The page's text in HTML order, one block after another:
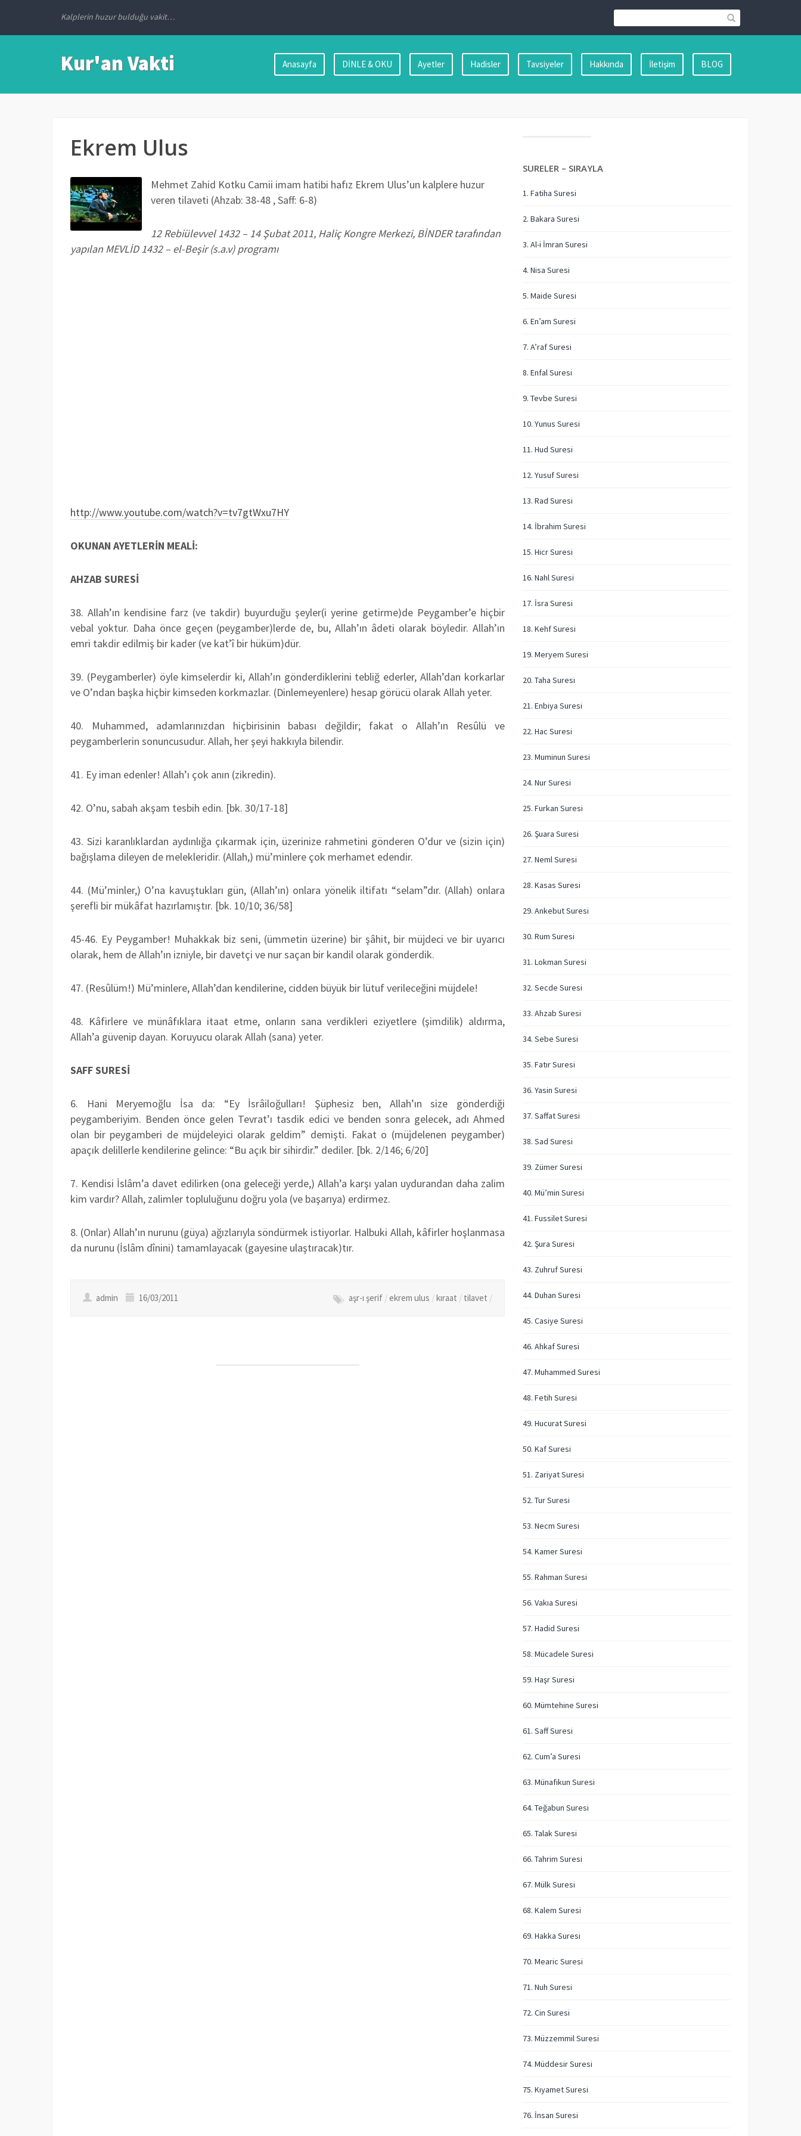
Kalplerin huzur bulduğu vakit…
Kur'an Vakti Anasayfa DİNLE & OKU Ayetler Hadisler Tavsiyeler Hakkında İletişim BLOG
Ekrem Ulus
Mehmet Zahid Kotku Camii imam hatibi hafız Ekrem Ulus’un kalplere huzur
veren tilaveti (Ahzab: 38-48 , Saff: 6-8)
12 Rebiülevvel 1432 – 14 Şubat 2011, Haliç Kongre Merkezi, BİNDER tarafından
yapılan MEVLİD 1432 – el-Beşir (s.a.v) programı
http://www.youtube.com/watch?v=tv7gtWxu7HY
OKUNAN AYETLERİN MEALİ:
AHZAB SURESİ
38. Allah’ın kendisine farz (ve takdir) buyurduğu şeyler(i yerine getirme)de Peygamber’e hiçbir
vebal yoktur. Daha önce geçen (peygamber)lerde de, bu, Allah’ın âdeti olarak böyledir. Allah’ın
emri takdir edilmiş bir kader (ve kat’î bir hüküm)dür.
39. (Peygamberler) öyle kimselerdir ki, Allah’ın gönderdiklerini tebliğ ederler, Allah’dan korkarlar
ve O’ndan başka hiçbir kimseden korkmazlar. (Dinlemeyenlere) hesap görücü olarak Allah yeter.
40. Muhammed, adamlarınızdan hiçbirisinin babası değildir; fakat o Allah’ın Resûlü ve
peygamberlerin sonuncusudur. Allah, her şeyi hakkıyla bilendir.
41. Ey iman edenler! Allah’ı çok anın (zikredin).
42. O’nu, sabah akşam tesbih edin. [bk. 30/17-18]
43. Sizi karanlıklardan aydınlığa çıkarmak için, üzerinize rahmetini gönderen O’dur ve (sizin için)
bağışlama dileyen de melekleridir. (Allah,) mü’minlere çok merhamet edendir.
44. (Mü’minler,) O’na kavuştukları gün, (Allah’ın) onlara yönelik iltifatı “selam”dır. (Allah) onlara
şerefli bir mükâfat hazırlamıştır. [bk. 10/10; 36/58]
45-46. Ey Peygamber! Muhakkak biz seni, (ümmetin üzerine) bir şâhit, bir müjdeci ve bir uyarıcı
olarak, hem de Allah’ın izniyle, bir davetçi ve nur saçan bir kandil olarak gönderdik.
47. (Resûlüm!) Mü’minlere, Allah’dan kendilerine, cidden büyük bir lütuf verileceğini müjdele!
48. Kâfirlere ve münâfıklara itaat etme, onların sana verdikleri eziyetlere (şimdilik) aldırma,
Allah’a güvenip dayan. Koruyucu olarak Allah (sana) yeter.
SAFF SURESİ
6. Hani Meryemoğlu İsa da: “Ey İsrâiloğulları! Şüphesiz ben, Allah’ın size gönderdiği
peygamberiyim. Benden önce gelen Tevrat’ı tasdik edici ve benden sonra gelecek, adı Ahmed
olan bir peygamberi de müjdeleyici olarak geldim” demişti. Fakat o (müjdelenen peygamber)
apaçık delillerle kendilerine gelince: “Bu açık bir sihirdir.” dediler. [bk. 2/146; 6/20]
7. Kendisi İslâm’a davet edilirken (ona geleceği yerde,) Allah’a karşı yalan uydurandan daha zalim
kim vardır? Allah, zalimler topluluğunu doğru yola (ve başarıya) erdirmez.
8. (Onlar) Allah’ın nurunu (güya) ağızlarıyla söndürmek istiyorlar. Halbuki Allah, kâfirler hoşlanmasa
da nurunu (İslâm dînini) tamamlayacak (gayesine ulaştıracak)tır.
admin 16/03/2011 aşr-ı şerif /ekrem ulus /kıraat / tilavet /
SURELER – SIRAYLA
1. Fatiha Suresi
2. Bakara Suresi
3. Al-i İmran Suresi
4. Nisa Suresi
5. Maide Suresi
6. En’am Suresi
7. A’raf Suresi
8. Enfal Suresi
9. Tevbe Suresi
10. Yunus Suresi
11. Hud Suresi
12. Yusuf Suresi
13. Rad Suresi
14. İbrahim Suresi
15. Hicr Suresi
16. Nahl Suresi
17. İsra Suresi
18. Kehf Suresi
19. Meryem Suresi
20. Taha Suresi
21. Enbiya Suresi
22. Hac Suresi
23. Muminun Suresi
24. Nur Suresi
25. Furkan Suresi
26. Şuara Suresi
27. Neml Suresi
28. Kasas Suresi
29. Ankebut Suresi
30. Rum Suresi
31. Lokman Suresi
32. Secde Suresi
33. Ahzab Suresi
34. Sebe Suresi
35. Fatır Suresi
36. Yasin Suresi
37. Saffat Suresi
38. Sad Suresi
39. Zümer Suresi
40. Mü’min Suresi
41. Fussilet Suresi
42. Şura Suresi
43. Zuhruf Suresi
44. Duhan Suresi
45. Casiye Suresi
46. Ahkaf Suresi
47. Muhammed Suresi
48. Fetih Suresi
49. Hucurat Suresi
50. Kaf Suresi
51. Zariyat Suresi
52. Tur Suresi
53. Necm Suresi
54. Kamer Suresi
55. Rahman Suresi
56. Vakıa Suresi
57. Hadid Suresi
58. Mücadele Suresi
59. Haşr Suresi
60. Mümtehine Suresi
61. Saff Suresi
62. Cum’a Suresi
63. Münafikun Suresi
64. Teğabun Suresi
65. Talak Suresi
66. Tahrim Suresi
67. Mülk Suresi
68. Kalem Suresi
69. Hakka Suresi
70. Mearic Suresi
71. Nuh Suresi
72. Cin Suresi
73. Müzzemmil Suresi
74. Müddesir Suresi
75. Kıyamet Suresi
76. İnsan Suresi